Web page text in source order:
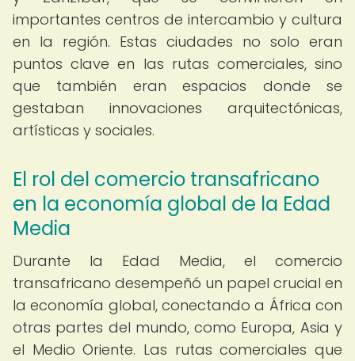
importantes centros de intercambio y cultura
en la región. Estas ciudades no solo eran
puntos clave en las rutas comerciales, sino
que también eran espacios donde se
gestaban innovaciones arquitectónicas,
artísticas y sociales.
El rol del comercio transafricano
en la economía global de la Edad
Media
Durante la Edad Media, el comercio
transafricano desempeñó un papel crucial en
la economía global, conectando a África con
otras partes del mundo, como Europa, Asia y
el Medio Oriente. Las rutas comerciales que